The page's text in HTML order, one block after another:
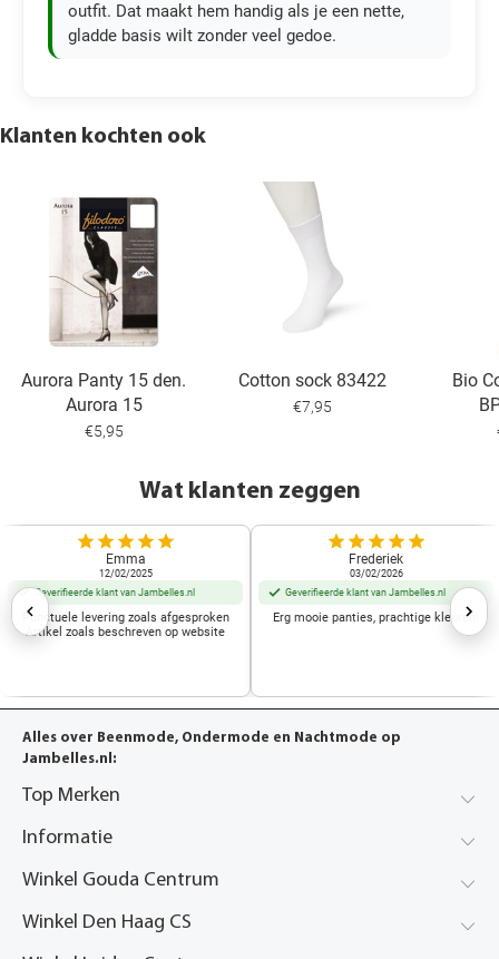
outfit. Dat maakt hem handig als je een nette,
gladde basis wilt zonder veel gedoe.
Klanten kochten ook
Aurora Panty 15 den.
Aurora 15
€5,95
Cotton sock 83422
€7,95
Bio
Wat klanten zeggen
Emma
12/02/2025
Geverifieerde klant van Jambelles.nl
Punctuele levering zoals afgesproken
Artikel zoals beschreven op website
Frederiek
03/02/2026
Geverifieerde klant van Jambelles.nl
Erg mooie panties, prachtige kleuren!
Alles over Beenmode, Ondermode en Nachtmode op
Jambelles.nl:
Top Merken
Informatie
Winkel Gouda Centrum
Winkel Den Haag CS